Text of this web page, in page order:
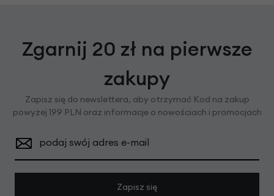
Zgarnij 20 zł na pierwsze
zakupy
Zapisz się do newslettera, aby otrzymać Kod na zakup
powyżej 199 PLN oraz informacje o nowościach i promocjach
podaj swój adres e-mail
Zapisz się